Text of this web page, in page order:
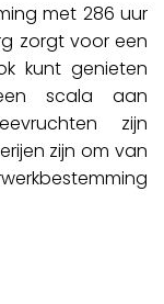
met 286 uur
zorgt voor een
kunt genieten
scala aan
zijn
zijn om van